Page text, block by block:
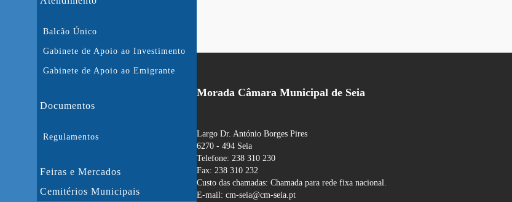
Balcão Único
Gabinete de Apoio ao Investimento
Gabinete de Apoio ao Emigrante
Documentos
Regulamentos
Feiras e Mercados
Cemitérios Municipais
Morada Câmara Municipal de Seia
Largo Dr. António Borges Pires
6270 - 494 Seia
Telefone: 238 310 230
Fax: 238 310 232
Custo das chamadas: Chamada para rede fixa nacional.
E-mail: cm-seia@cm-seia.pt